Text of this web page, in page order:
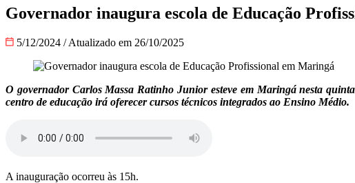
Governador inaugura escola de Educação
5/12/2024 / Atualizado em 26/10/2025
O governador Carlos Massa Ratinho Junior esteve em Maringá nesta
centro de educação irá oferecer cursos técnicos integrados ao Ensino Médio.
A inauguração ocorreu às 15h.